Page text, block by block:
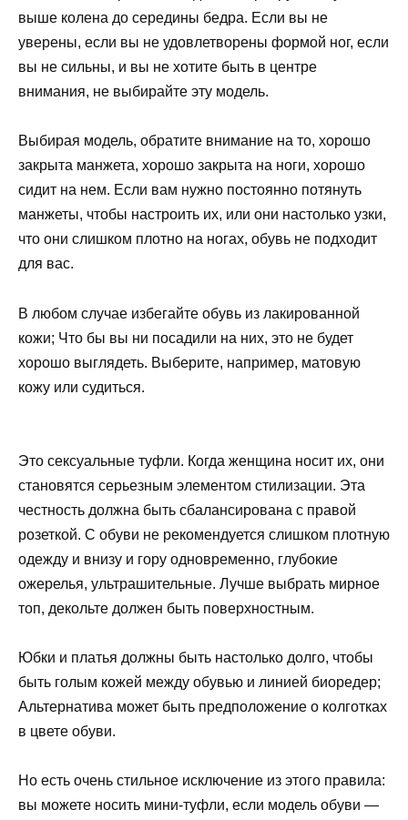
выше колена до середины бедра. Если вы не
уверены, если вы не удовлетворены формой ног, если
вы не сильны, и вы не хотите быть в центре
внимания, не выбирайте эту модель.
Выбирая модель, обратите внимание на то, хорошо
закрыта манжета, хорошо закрыта на ноги, хорошо
сидит на нем. Если вам нужно постоянно потянуть
манжеты, чтобы настроить их, или они настолько узки,
что они слишком плотно на ногах, обувь не подходит
для вас.
В любом случае избегайте обувь из лакированной
кожи; Что бы вы ни посадили на них, это не будет
хорошо выглядеть. Выберите, например, матовую
кожу или судиться.
Это сексуальные туфли. Когда женщина носит их, они
становятся серьезным элементом стилизации. Эта
честность должна быть сбалансирована с правой
розеткой. С обуви не рекомендуется слишком плотную
одежду и внизу и гору одновременно, глубокие
ожерелья, ультрашительные. Лучше выбрать мирное
топ, декольте должен быть поверхностным.
Юбки и платья должны быть настолько долго, чтобы
быть голым кожей между обувью и линией биоредер;
Альтернатива может быть предположение о колготках
в цвете обуви.
Но есть очень стильное исключение из этого правила:
вы можете носить мини-туфли, если модель обуви —